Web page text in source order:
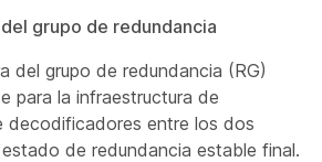
grupo de redundancia
del grupo de redundancia (RG)
para la infraestructura de
decodificadores entre los dos
de redundancia estable final.